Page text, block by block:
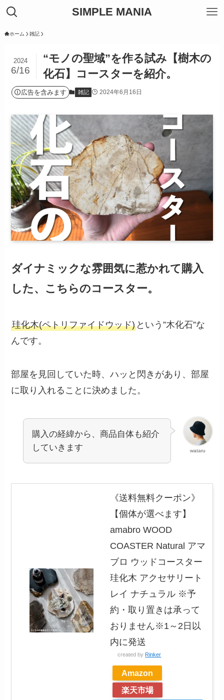
SIMPLE MANIA
ホーム 雑記
“モノの聖域”を作る試み【樹木の
化石】コースターを紹介。
2024
6/16
広告を含みます 雑記 2024年6月16日
ダイナミックな雰囲気に惹かれて購入
した、こちらのコースター。
珪化木(ペトリファイドウッド) という”木化石”な
んです。
部屋を見回していた時、ハッと閃きがあり、部屋
に取り入れることに決めました。
wataru
購入の経緯から、商品自体も紹介
していきます
《送料無料クーポン》
【個体が選べます】
amabro WOOD
COASTER Natural アマ
ブロ ウッドコースター
珪化木 アクセサリート
レイ ナチュラル ※予
約・取り置きは承って
おりません※1～2日以
内に発送
created by Rinker
Amazon
楽天市場